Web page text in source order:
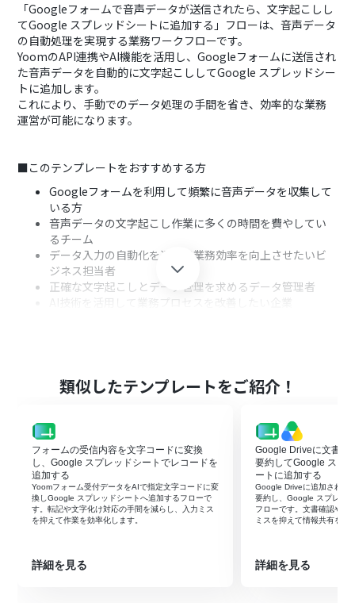
「Googleフォームで音声データが送信されたら、文字起こしし
てGoogle スプレッドシートに追加する」フローは、音声データ
の自動処理を実現する業務ワークフローです。
YoomのAPI連携やAI機能を活用し、Googleフォームに送信され
た音声データを自動的に文字起こししてGoogle スプレッドシー
トに追加します。
これにより、手動でのデータ処理の手間を省き、効率的な業務
運営が可能になります。
■このテンプレートをおすすめする方
Googleフォームを利用して頻繁に音声データを収集して
いる方
音声データの文字起こし作業に多くの時間を費やしてい
るチーム
データ入力の自動化を通じて業務効率を向上させたいビ
ジネス担当者
正確な文字起こしとデータ管理を求めるデータ管理者
AI技術を活用して業務プロセスを改善したい企業
業を削減できます。
す。
業務効率化：Google スプレッドシートへの自動追加でデ
ータ管理がスムーズになります。
類似したテンプレートをご紹介！
フォームの受信内容を文字コードに変換
し、Google スプレッドシートでレコードを
追加する
Yoomフォーム受付データをAIで指定文字コードに変
換しGoogle スプレッドシートへ追加するフローで
す。転記や文字化け対応の手間を減らし、入力ミス
を抑えて作業を効率化します。
詳細を見る
Google Driveに文書が
要約してGoogle スプ
ートに追加する
Google Driveに追加された
要約し、Google スプレッ
フローです。文書確認や転
ミスを抑えて情報共有を早
詳細を見る